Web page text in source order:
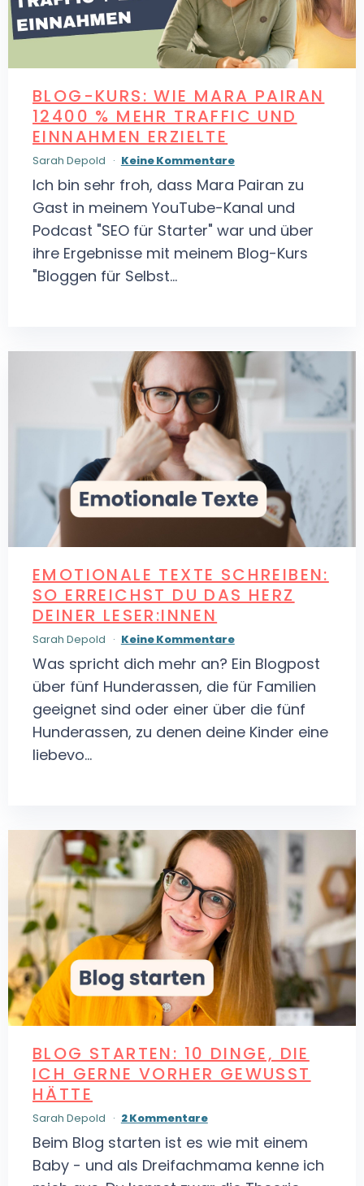
BLOG-KURS: WIE MARA PAIRAN
12400 % MEHR TRAFFIC UND
EINNAHMEN ERZIELTE
Sarah Depold Keine Kommentare
Ich bin sehr froh, dass Mara Pairan zu
Gast in meinem YouTube-Kanal und
Podcast "SEO für Starter" war und über
ihre Ergebnisse mit meinem Blog-Kurs
"Bloggen für Selbst...
EMOTIONALE TEXTE SCHREIBEN:
SO ERREICHST DU DAS HERZ
DEINER LESER:INNEN
Sarah Depold Keine Kommentare
Was spricht dich mehr an? Ein Blogpost
über fünf Hunderassen, die für Familien
geeignet sind oder einer über die fünf
Hunderassen, zu denen deine Kinder eine
liebevo...
BLOG STARTEN: 10 DINGE, DIE
ICH GERNE VORHER GEWUSST
HÄTTE
Sarah Depold 2 Kommentare
Beim Blog starten ist es wie mit einem
Baby - und als Dreifachmama kenne ich